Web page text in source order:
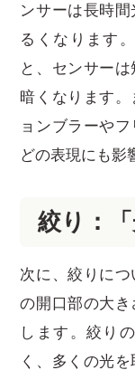
ンサーは長時
るくなります
と、センサー
暗くなります
ョンブラーや
どの表現にも影
絞り：
次に、絞りに
の開口部の大
します。絞り
く、多くの光